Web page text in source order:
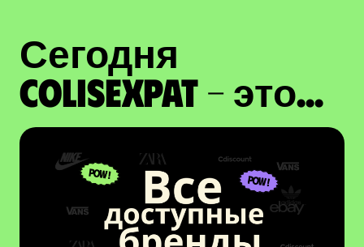
Сегодня
ColisExpat - это...